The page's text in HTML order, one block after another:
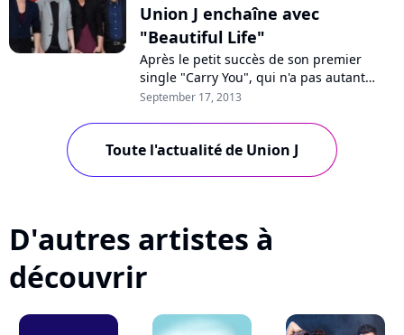
Union J enchaîne avec
"Beautiful Life"
Après le petit succès de son premier
single "Carry You", qui n'a pas autant
brillé que prévu dans les charts anglais,
September 17, 2013
Toute l'actualité de Union J
D'autres artistes à
découvrir